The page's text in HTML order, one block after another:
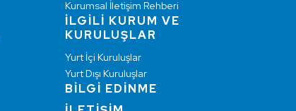
Kurumsal İletişim Rehberi
İLGİLİ KURUM VE
KURULUŞLAR
Yurt İçi Kuruluşlar
Yurt Dışı Kuruluşlar
BİLGİ EDİNME